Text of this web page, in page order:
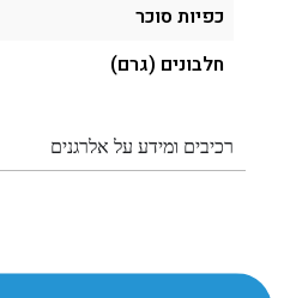
כפיות סוכר
חלבונים (גרם)
רכיבים ומידע על אלרגנים